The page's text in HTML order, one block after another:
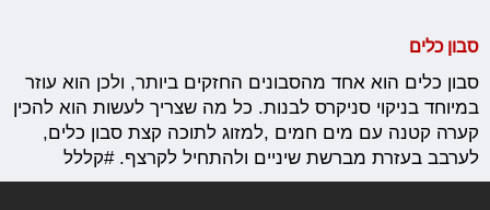
סבון כלים
סבון כלים הוא אחד מהסבונים החזקים ביותר, ולכן הוא עוזר
במיוחד בניקוי סניקרס לבנות. כל מה שצריך לעשות הוא להכין
קערה קטנה עם מים חמים ,למזוג לתוכה קצת סבון כלים,
לערבב בעזרת מברשת שיניים ולהתחיל לקרצף. #קללל